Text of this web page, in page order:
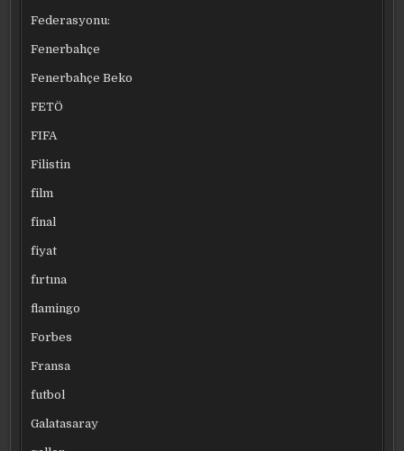
Federasyonu:
Fenerbahçe
Fenerbahçe Beko
FETÖ
FIFA
Filistin
film
final
fiyat
fırtına
flamingo
Forbes
Fransa
futbol
Galatasaray